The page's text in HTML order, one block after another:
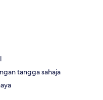
tangga sahaja